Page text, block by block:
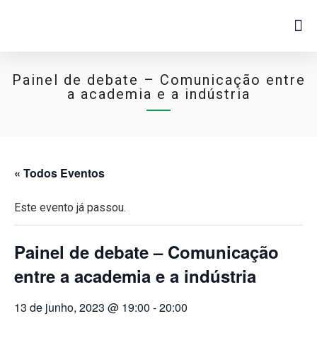
Painel de debate – Comunicação entre
a academia e a indústria
« Todos Eventos
Este evento já passou.
Painel de debate – Comunicação
entre a academia e a indústria
13 de junho, 2023 @ 19:00 -20:00